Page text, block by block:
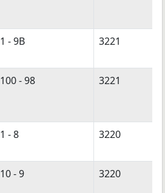
1 - 9B 3221
100 - 98 3221
1 - 8 3220
10 - 9 3220